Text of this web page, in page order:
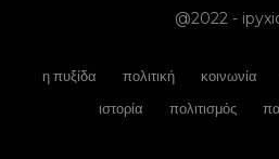
@2022 -
η πυξίδα πολιτική κοινωνία
ιστορία
πολιτισμός